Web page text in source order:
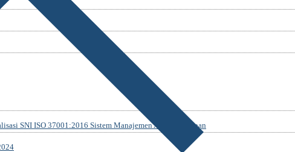
SNI ISO 37001:2016 Sistem Manajemen Anti Penyuapan